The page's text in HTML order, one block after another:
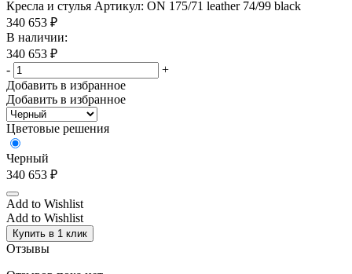
Кресла и стулья Артикул: ON 175/71 leather 74/99 black
340 653 ₽
В наличии:
340 653 ₽
-
+
Добавить в избранное
Добавить в избранное
Цветовые решения
Черный
340 653 ₽
Add to Wishlist
Add to Wishlist
Купить в 1 клик
Отзывы